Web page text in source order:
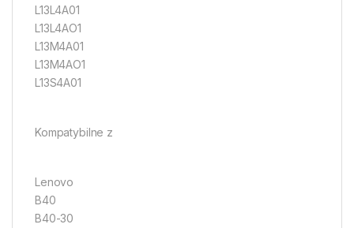
L13L4A01
L13L4AO1
L13M4A01
L13M4AO1
L13S4A01
Kompatybilne z
Lenovo
B40
B40-30